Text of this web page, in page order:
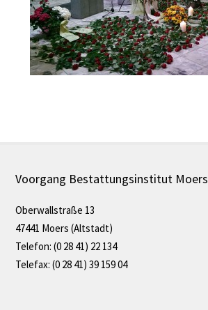
Voorgang Bestattungsinstitut Moers
Oberwallstraße 13
47441 Moers (Altstadt)
Telefon: (0 28 41) 22 134
Telefax: (0 28 41) 39 159 04